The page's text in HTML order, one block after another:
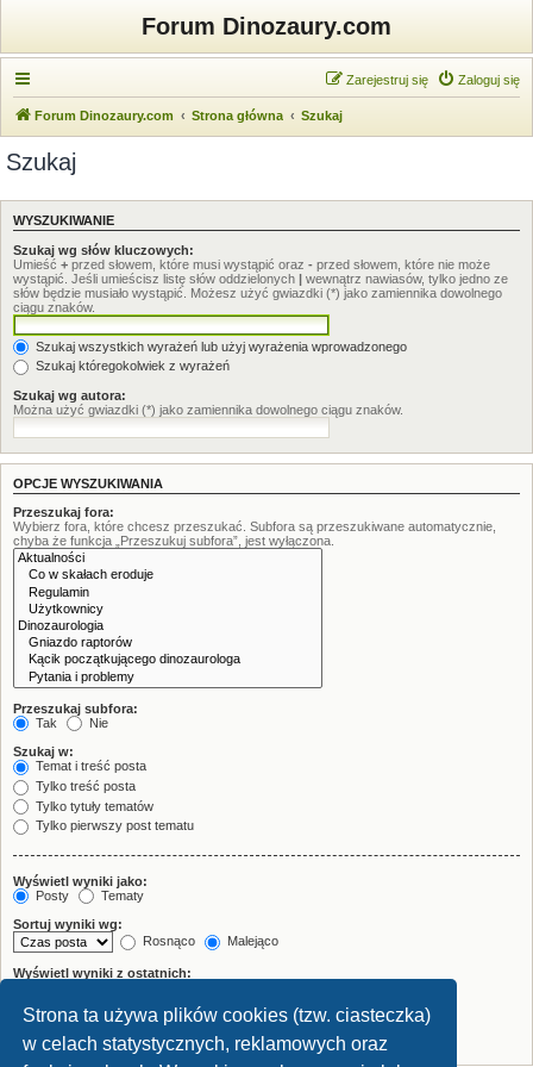
Strona ta używa plików cookies (tzw. ciasteczka)
w celach statystycznych, reklamowych oraz
Forum Dinozaury.com
Zaloguj się
Zarejestruj się
Forum Dinozaury.com Strona główna Szukaj
Szukaj
WYSZUKIWANIE
Szukaj wg słów kluczowych:
Umieść + przed słowem, które musi wystąpić oraz - przed słowem, które nie może
wystąpić. Jeśli umieścisz listę słów oddzielonych | wewnątrz nawiasów, tylko jedno ze
słów będzie musiało wystąpić. Możesz użyć gwiazdki (*) jako zamiennika dowolnego
ciągu znaków.
Szukaj wszystkich wyrażeń lub użyj wyrażenia wprowadzonego
Szukaj któregokolwiek z wyrażeń
Szukaj wg autora:
Można użyć gwiazdki (*) jako zamiennika dowolnego ciągu znaków.
OPCJE WYSZUKIWANIA
Przeszukaj fora:
Wybierz fora, które chcesz przeszukać. Subfora są przeszukiwane automatycznie,
chyba że funkcja „Przeszukuj subfora”, jest wyłączona.
Przeszukaj subfora:
Tak
Nie
Szukaj w:
Temat i treść posta
Tylko treść posta
Tylko tytuły tematów
Tylko pierwszy post tematu
Wyświetl wyniki jako:
Posty
Tematy
Sortuj wyniki wg:
Rosnąco
Malejąco
Wyświetl wyniki z ostatnich:
Wyświetl pierwsze:
znaków w poście